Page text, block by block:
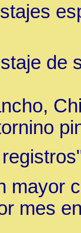
de
mayor
mes